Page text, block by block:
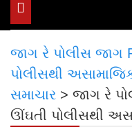
Toggle
navigation
જાગ રે પોલીસ જાગ
પોલીસથી
સમાચાર > જાગ રે
ઊંઘતી પોલીસથી